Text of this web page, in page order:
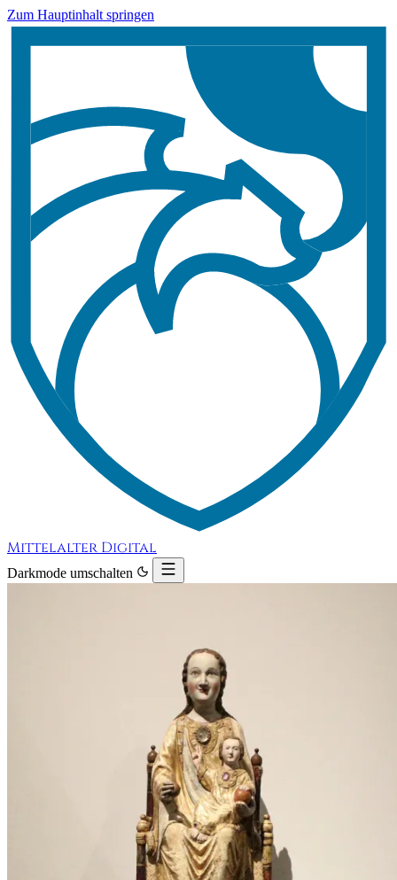
Zum Hauptinhalt springen
Mittelalter Digital
Darkmode umschalten